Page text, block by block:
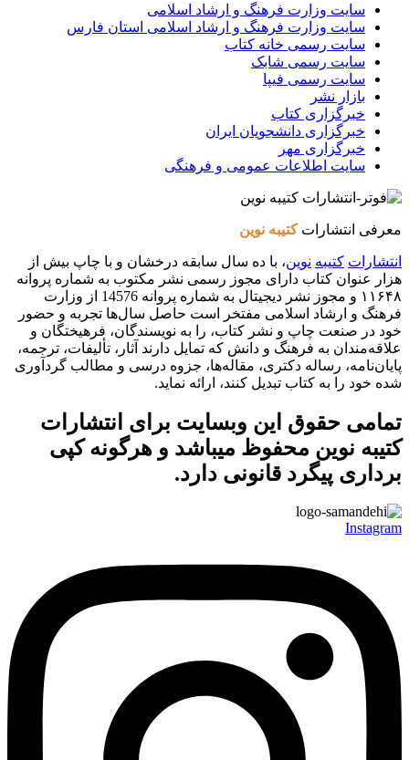
سایت وزارت فرهنگ و ارشاد اسلامی
سایت وزارت فرهنگ و ارشاد اسلامی استان فارس
سایت رسمی خانه کتاب
سایت رسمی شابک
سایت رسمی فیپا
بازار نشر
خبرگزاری کتاب
خبرگزاری دانشجویان ایران
خبرگزاری مهر
سایت اطلاعات عمومی و فرهنگی
معرفی انتشاراتکتیبه نوین
انتشارات کتیبه نوین، با ده سال سابقه درخشان و با چاپ بیش از
هزار عنوان کتاب دارای مجوز رسمی نشر مکتوب به شماره پروانه
۱۱۶۴۸ و مجوز نشر دیجیتال به شماره پروانه 14576 از وزارت
فرهنگ و ارشاد اسلامی مفتخر است حاصل سال‌ها تجربه و حضور
خود در صنعت چاپ و نشر کتاب، را به نویسندگان، فرهیختگان و
علاقه‌مندان به فرهنگ و دانش که تمایل دارند آثار، تألیفات، ترجمه،
پایان‌نامه، رساله دکتری، مقاله‌ها، جزوه درسی و مطالب گردآوری
شده خود را به کتاب تبدیل کنند، ارائه نماید.
تمامی حقوق این وبسایت برای انتشارات
کتیبه نوین محفوظ میباشد و هرگونه کپی
برداری پیگرد قانونی دارد.
Instagram